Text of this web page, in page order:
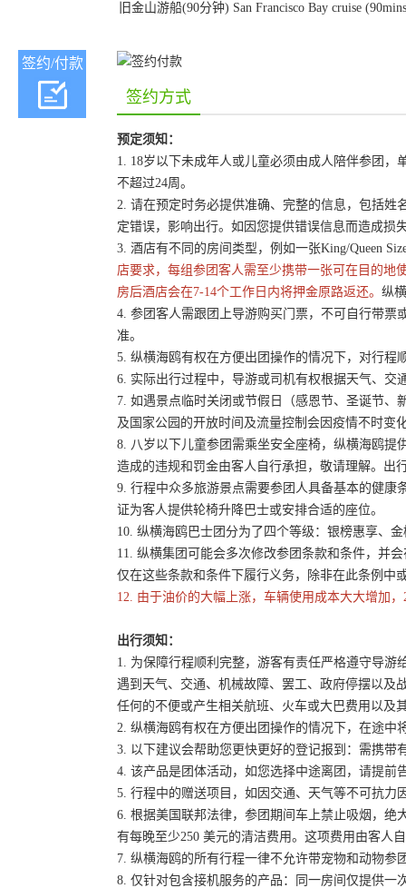
旧金山游船(90分钟) San Francisco Bay cruise
签约/付款
签约方式
预定须知：
1. 18岁以下未成年人或儿童必须由成人陪伴参团
不超过24周。
2. 请在预定时务必提供准确、完整的信息，包括
定错误，影响出行。如因您提供错误信息而造成损
3. 酒店有不同的房间类型，例如一张King/Queen
店要求，每组参团客人需至少携带一张可在目的地
房后酒店会在7-14个工作日内将押金原路返还。 纵
4. 参团客人需跟团上导游购买门票，不可自行带票
准。
5. 纵横海鸥有权在方便出团操作的情况下，对行
6. 实际出行过程中，导游或司机有权根据天气、
7. 如遇景点临时关闭或节假日（感恩节、圣诞节
及国家公园的开放时间及流量控制会因疫情不时变
8. 八岁以下儿童参团需乘坐安全座椅，纵横海鸥提
造成的违规和罚金由客人自行承担，敬请理解。出
9. 行程中众多旅游景点需要参团人具备基本的健
证为客人提供轮椅升降巴士或安排合适的座位。
10. 纵横海鸥巴士团分为了四个等级：银榜惠享、
11. 纵横集团可能会多次修改参团条款和条件，并
仅在这些条款和条件下履行义务，除非在此条例中
12. 由于油价的大幅上涨，车辆使用成本大大增加
出行须知：
1. 为保障行程顺利完整，游客有责任严格遵守导
遇到天气、交通、机械故障、罢工、政府停摆以及
任何的不便或产生相关航班、火车或大巴费用以及
2. 纵横海鸥有权在方便出团操作的情况下，在途
3. 以下建议会帮助您更快更好的登记报到：需携
4. 该产品是团体活动，如您选择中途离团，请提
5. 行程中的赠送项目，如因交通、天气等不可抗
6. 根据美国联邦法律，参团期间车上禁止吸烟，
有每晚至少250 美元的清洁费用。这项费用由客人
7. 纵横海鸥的所有行程一律不允许带宠物和动物参
8. 仅针对包含接机服务的产品：同一房间仅提供